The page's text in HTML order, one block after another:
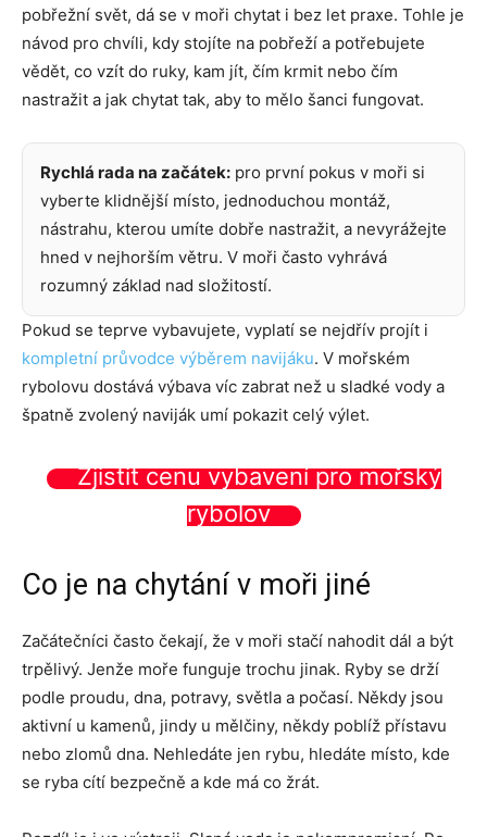
pobřežní svět, dá se v moři chytat i bez let praxe. Tohle je
návod pro chvíli, kdy stojíte na pobřeží a potřebujete
vědět, co vzít do ruky, kam jít, čím krmit nebo čím
nastražit a jak chytat tak, aby to mělo šanci fungovat.
Rychlá rada na začátek: pro první pokus v moři si
vyberte klidnější místo, jednoduchou montáž,
nástrahu, kterou umíte dobře nastražit, a nevyrážejte
hned v nejhorším větru. V moři často vyhrává
rozumný základ nad složitostí.
Pokud se teprve vybavujete, vyplatí se nejdřív projít i
kompletní průvodce výběrem navijáku. V mořském
rybolovu dostává výbava víc zabrat než u sladké vody a
špatně zvolený naviják umí pokazit celý výlet.
Zjistit cenu vybavení pro mořský
rybolov
Co je na chytání v moři jiné
Začátečníci často čekají, že v moři stačí nahodit dál a být
trpělivý. Jenže moře funguje trochu jinak. Ryby se drží
podle proudu, dna, potravy, světla a počasí. Někdy jsou
aktivní u kamenů, jindy u mělčiny, někdy poblíž přístavu
nebo zlomů dna. Nehledáte jen rybu, hledáte místo, kde
se ryba cítí bezpečně a kde má co žrát.